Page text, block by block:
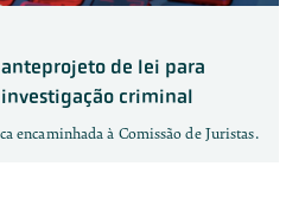
de lei para
criminal
encaminhada à Comissão de Juristas.